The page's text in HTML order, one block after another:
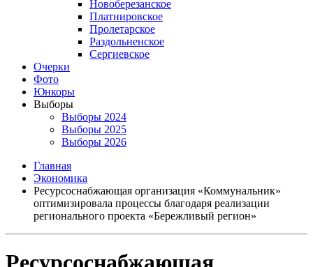
Новоберезанское
Платнировское
Пролетарское
Раздольненское
Сергиевское
Очерки
Фото
Юнкоры
Выборы
Выборы 2024
Выборы 2025
Выборы 2026
Главная
Экономика
Ресурсоснабжающая организация «Коммунальник»
оптимизировала процессы благодаря реализации
регионального проекта «Бережливый регион»